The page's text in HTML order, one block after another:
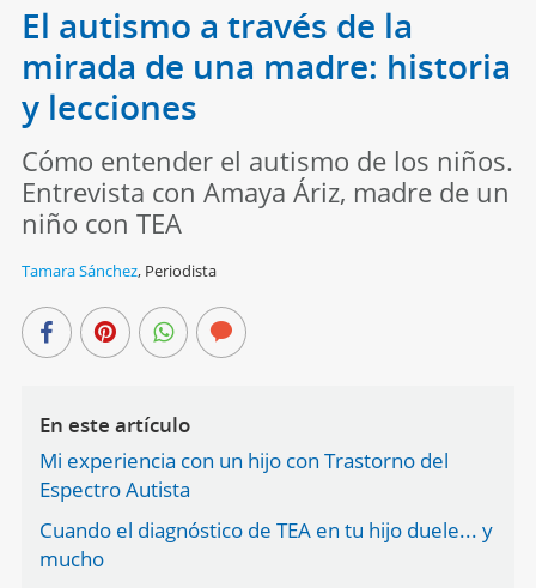
El autismo a través de la
mirada de una madre: historia
y lecciones
Cómo entender el autismo de los niños.
Entrevista con Amaya Áriz, madre de un
niño con TEA
Tamara Sánchez, Periodista
En este artículo
Mi experiencia con un hijo con Trastorno del
Espectro Autista
Cuando el diagnóstico de TEA en tu hijo duele... y
mucho